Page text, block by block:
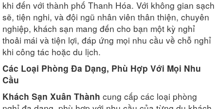
khi đến với thành phố Thanh Hóa. Với không gian sạch
sẽ, tiện nghi, và đội ngũ nhân viên thân thiện, chuyên
nghiệp, khách sạn mang đến cho bạn một kỳ nghỉ
thoải mái và tiện lợi, đáp ứng mọi nhu cầu về chỗ nghỉ
khi công tác hoặc du lịch.
Các Loại Phòng Đa Dạng, Phù Hợp Với Mọi Nhu
Cầu
Khách Sạn Xuân Thành cung cấp các loại phòng